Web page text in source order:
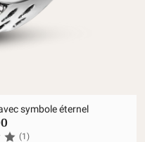
symbole éternel
(1)